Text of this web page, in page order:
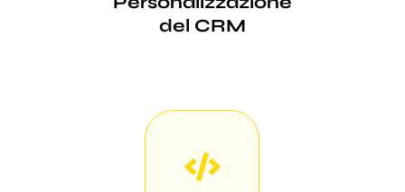
del CRM